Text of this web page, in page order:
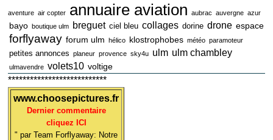
aventure air copter annuaire aviation aubrac auvergne azur
bayo boutique ulm breguet ciel bleu collages dorine drone espace
forflyaway forum ulm hélico klostrophobes météo paramoteur
petites annonces planeur provence sky4u ulm ulm chambley
ulmavendre volets10 voltige
***************************
www.choosepictures.fr
Dernier commentaire
cliquez ICI
" par Team Forflyaway: Notre